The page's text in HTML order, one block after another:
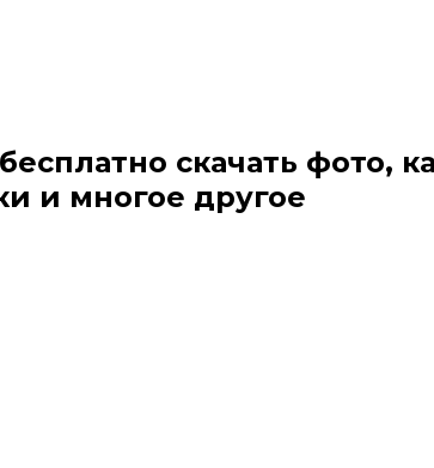
скачать фото,
и многое другое